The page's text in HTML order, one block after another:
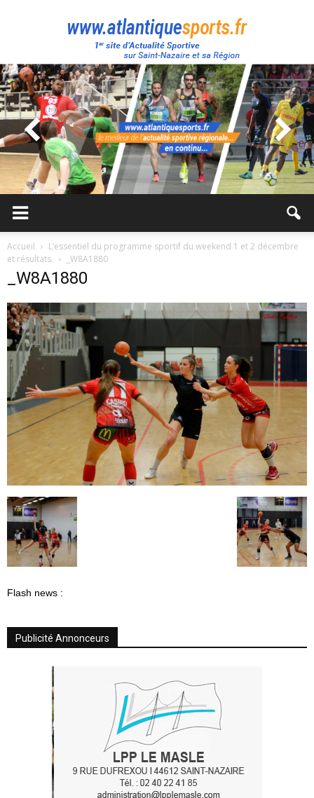
Atlantique
Sport
Accueil
L’essentiel du programme sportif du weekend 1 et 2 décembre
et résultats.
_W8A1880
_W8A1880
Flash news :
Publicité Annonceurs